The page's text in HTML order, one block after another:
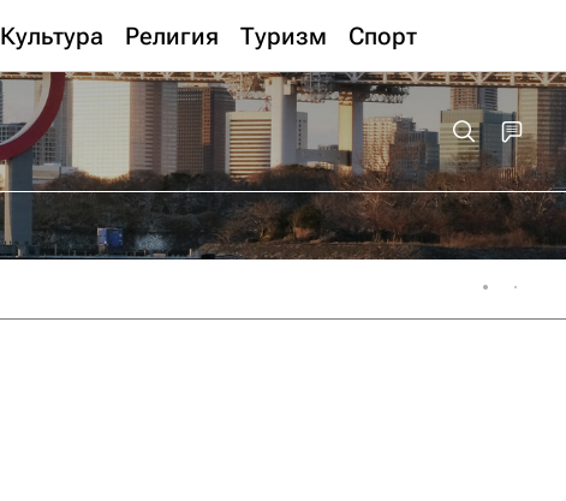
Культура Религия Туризм Спорт